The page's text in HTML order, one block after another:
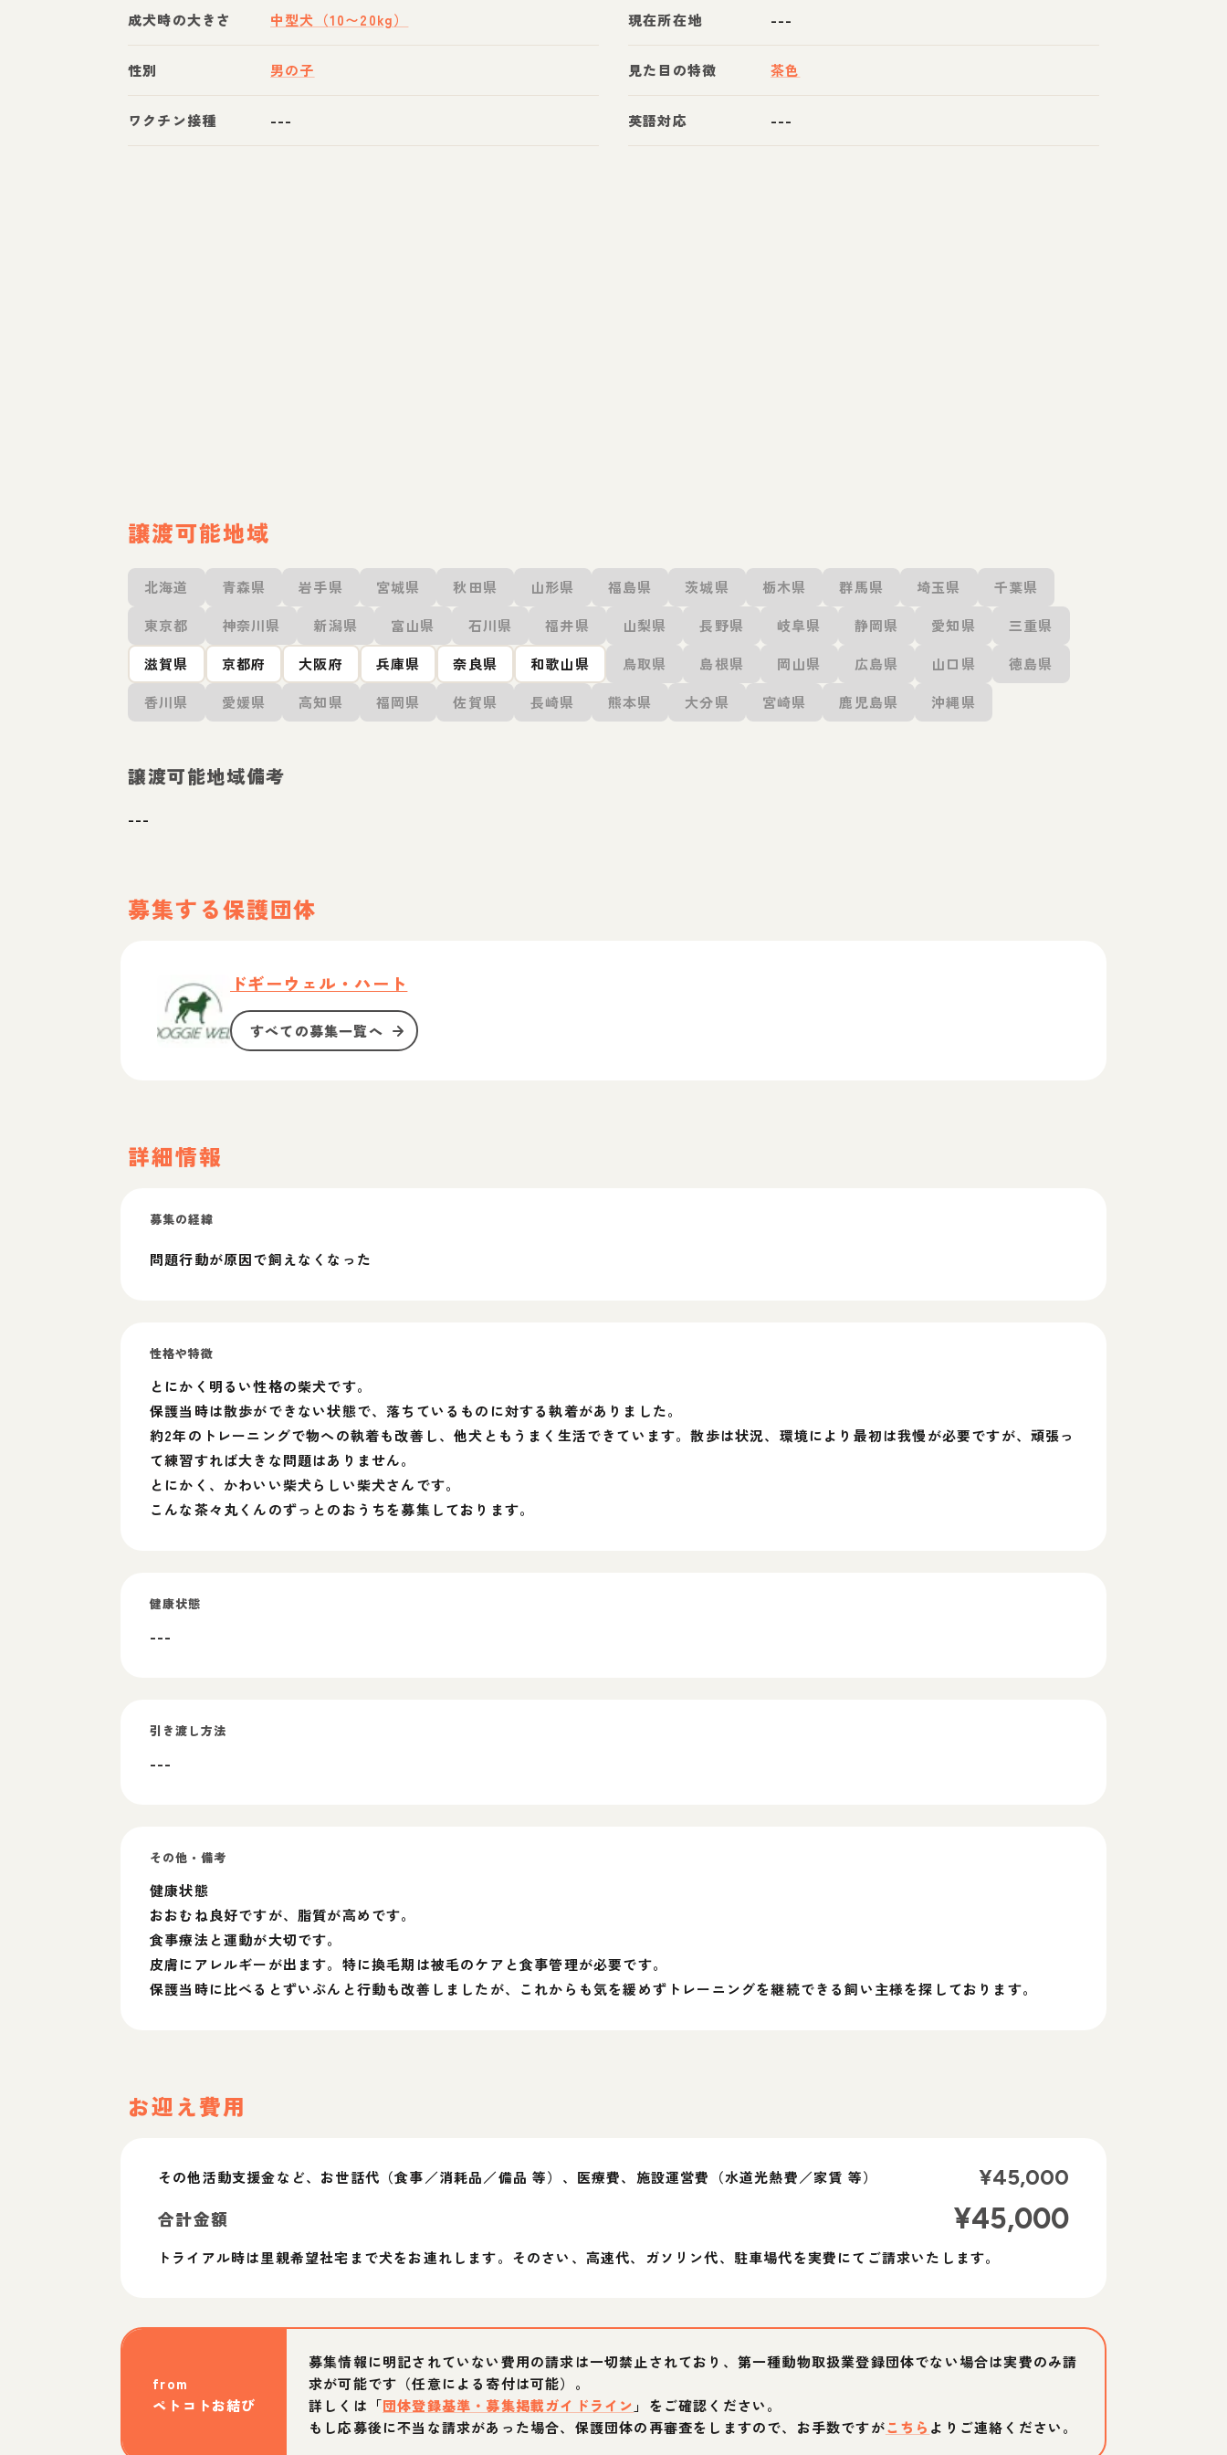
成犬時の大きさ 中型犬（10〜20kg）
性別 男の子
ワクチン接種 ---
現在所在地 ---
見た目の特徴 茶色
英語対応 ---
譲渡可能地域
北海道 青森県 岩手県 宮城県 秋田県 山形県 福島県 茨城県 栃木県 群馬県 埼玉県
千葉県
東京都
神奈川県 新潟県 富山県 石川県 福井県 山梨県 長野県 岐阜県 静岡県 愛知県
三重県
滋賀県
京都府 大阪府 兵庫県 奈良県 和歌山県 鳥取県 島根県 岡山県 広島県 山口県
徳島県
香川県
愛媛県 高知県 福岡県 佐賀県 長崎県 熊本県 大分県 宮崎県 鹿児島県 沖縄県
譲渡可能地域備考
---
募集する保護団体
ドギーウェル・ハート
すべての募集一覧へ
詳細情報
募集の経緯
問題行動が原因で飼えなくなった
性格や特徴
とにかく明るい性格の柴犬です。
保護当時は散歩ができない状態で、落ちているものに対する執着がありました。
約2年のトレーニングで物への執着も改善し、他犬ともうまく生活できています。散歩は状況、環境により最初は我慢が必要ですが、頑張っ
て練習すれば大きな問題はありません。
とにかく、かわいい柴犬らしい柴犬さんです。
こんな茶々丸くんのずっとのおうちを募集しております。
健康状態
---
引き渡し方法
---
その他・備考
健康状態
おおむね良好ですが、脂質が高めです。
食事療法と運動が大切です。
皮膚にアレルギーが出ます。特に換毛期は被毛のケアと食事管理が必要です。
保護当時に比べるとずいぶんと行動も改善しましたが、これからも気を緩めずトレーニングを継続できる飼い主様を探しております。
お迎え費用
その他活動支援金など、お世話代（食事／消耗品／備品 等）、医療費、施設運営費（水道光熱費／家賃 等） ¥45,000
合計金額 ¥45,000
トライアル時は里親希望社宅まで犬をお連れします。そのさい、高速代、ガソリン代、駐車場代を実費にてご請求いたします。
from
ペトコトお結び
募集情報に明記されていない費用の請求は一切禁止されており、第一種動物取扱業登録団体でない場合は実費のみ請
求が可能です（任意による寄付は可能）。
詳しくは「団体登録基準・募集掲載ガイドライン 」をご確認ください。
もし応募後に不当な請求があった場合、保護団体の再審査をしますので、お手数ですがこちら よりご連絡ください。